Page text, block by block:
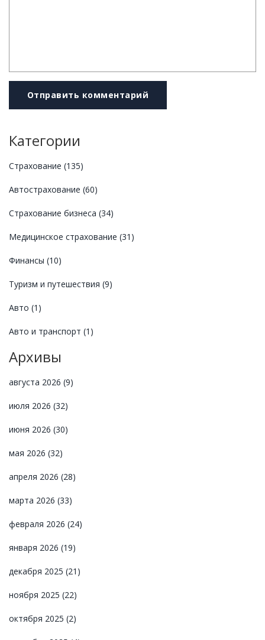
Отправить комментарий
Категории
Страхование (135)
Автострахование (60)
Страхование бизнеса (34)
Медицинское страхование (31)
Финансы (10)
Туризм и путешествия (9)
Авто (1)
Авто и транспорт (1)
Архивы
августа 2026 (9)
июля 2026 (32)
июня 2026 (30)
мая 2026 (32)
апреля 2026 (28)
марта 2026 (33)
февраля 2026 (24)
января 2026 (19)
декабря 2025 (21)
ноября 2025 (22)
октября 2025 (2)